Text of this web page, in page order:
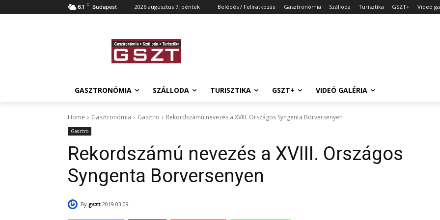
6.1 C Budapest 2026 augusztus 7, péntek Belépés / Feliratkozás Gasztronómia Szálloda Turisztika GSZT+ Videó
GASZTRONÓMIA SZÁLLODA TURISZTIKA GSZT+ VIDEÓ GALÉRIA
Home Gasztronómia Gasztro Rekordszámú nevezés a XVIII. Országos Syngenta Borversenyen
Gasztro
Rekordszámú nevezés a XVIII. Országos
Syngenta Borversenyen
By gszt 2019.03.09.